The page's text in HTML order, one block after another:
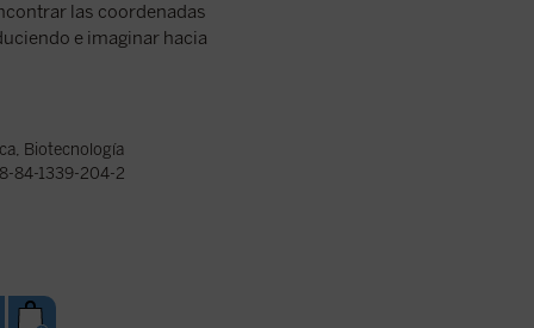
las coordenadas
e imaginar hacia
, Biotecnología
84-1339-204-2